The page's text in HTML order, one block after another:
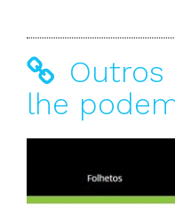
Outros
lhe